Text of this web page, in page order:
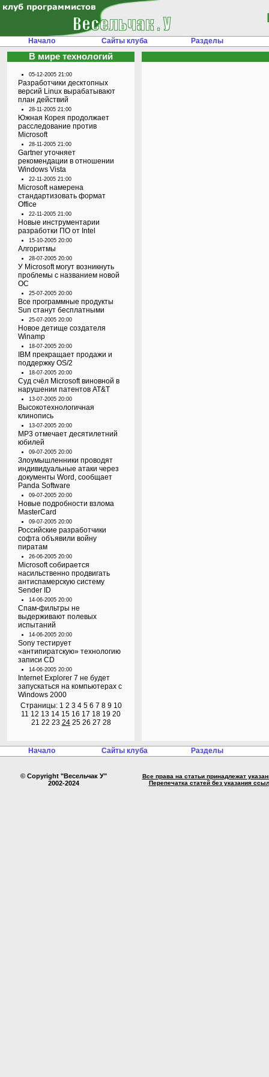
Начало Сайты клуба Разделы
В мире технологий
05-12-2005 21:00
Разработчики десктопных
версий Linux вырабатывают
план действий
28-11-2005 21:00
Южная Корея продолжает
расследование против
Microsoft
28-11-2005 21:00
Gartner уточняет
рекомендации в отношении
Windows Vista
22-11-2005 21:00
Microsoft намерена
стандартизовать формат
Office
22-11-2005 21:00
Новые инструментарии
разработки ПО от Intel
15-10-2005 20:00
Алгоритмы
28-07-2005 20:00
У Microsoft могут возникнуть
проблемы с названием новой
ОС
25-07-2005 20:00
Все программные продукты
Sun станут бесплатными
25-07-2005 20:00
Новое детище создателя
Winamp
18-07-2005 20:00
IBM прекращает продажи и
поддержку OS/2
18-07-2005 20:00
Суд счёл Microsoft виновной в
нарушении патентов AT&T
13-07-2005 20:00
Высокотехнологичная
клинопись
13-07-2005 20:00
MP3 отмечает десятилетний
юбилей
09-07-2005 20:00
Злоумышленники проводят
индивидуальные атаки через
документы Word, сообщает
Panda Software
09-07-2005 20:00
Новые подробности взлома
MasterCard
09-07-2005 20:00
Российские разработчики
софта объявили войну
пиратам
26-06-2005 20:00
Microsoft собирается
насильственно продвигать
антиспамерскую систему
Sender ID
14-06-2005 20:00
Спам-фильтры не
выдерживают полевых
испытаний
14-06-2005 20:00
Sony тестирует
«антипиратскую» технологию
записи CD
14-06-2005 20:00
Internet Explorer 7 не будет
запускаться на компьютерах с
Windows 2000
Страницы: 1 2 3 4 5 6 7 8 9 10
11 12 13 14 15 16 17 18 19 20
21 22 23 24 25 26 27 28
Начало Сайты клуба Разделы
© Copyright "Весельчак У"
2002-2024
Все права на статьи принадлежат
Перепечатка статей без указания